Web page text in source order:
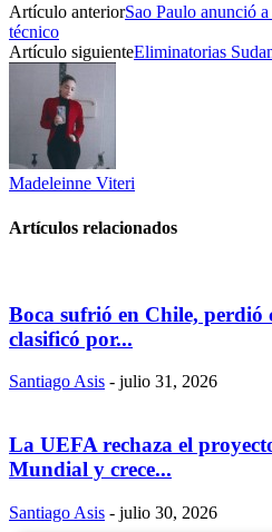
Artículo anteriorSao Paulo anunció
técnico
Artículo siguienteEliminatorias
Madeleinne Viteri
Artículos relacionados
Boca sufrió en Chile, perdió
clasificó por...
Santiago Asis - julio 31, 2026
La UEFA rechaza el
Mundial y crece...
Santiago Asis - julio 30, 2026